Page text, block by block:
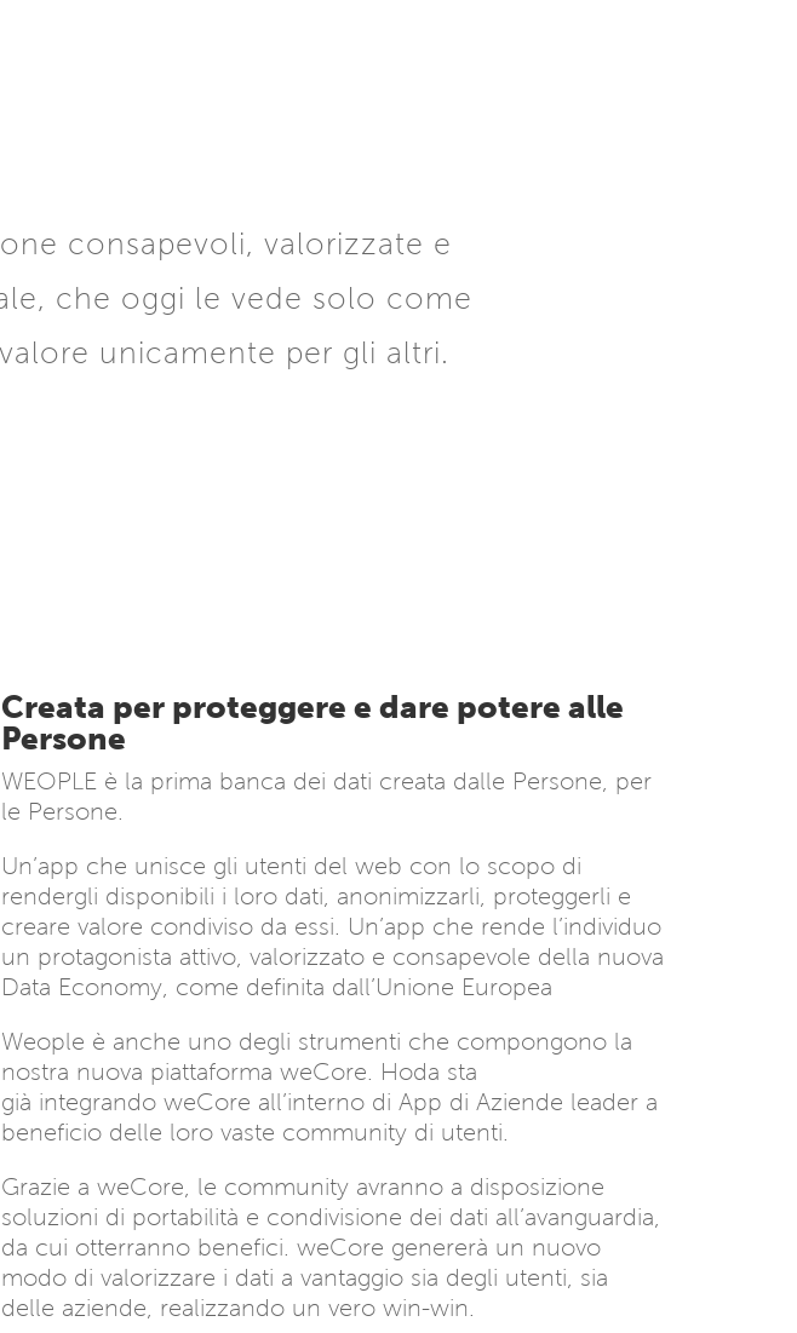
consapevoli, valorizzate e
che oggi le vede solo come
unicamente per gli altri.
Creata per proteggere e dare potere alle
Persone
WEOPLE è la prima banca dei dati creata dalle Persone, per
le Persone.
Un’app che unisce gli utenti del web con lo scopo di
rendergli disponibili i loro dati, anonimizzarli, proteggerli e
creare valore condiviso da essi. Un’app che rende l’individuo
un protagonista attivo, valorizzato e consapevole della nuova
Data Economy, come definita dall’Unione Europea
Weople è anche uno degli strumenti che compongono la
nostra nuova piattaforma weCore. Hoda sta
già integrando weCore all’interno di App di Aziende leader a
beneficio delle loro vaste community di utenti.
Grazie a weCore, le community avranno a disposizione
soluzioni di portabilità e condivisione dei dati all’avanguardia,
da cui otterranno benefici. weCore genererà un nuovo
modo di valorizzare i dati a vantaggio sia degli utenti, sia
delle aziende, realizzando un vero win-win.